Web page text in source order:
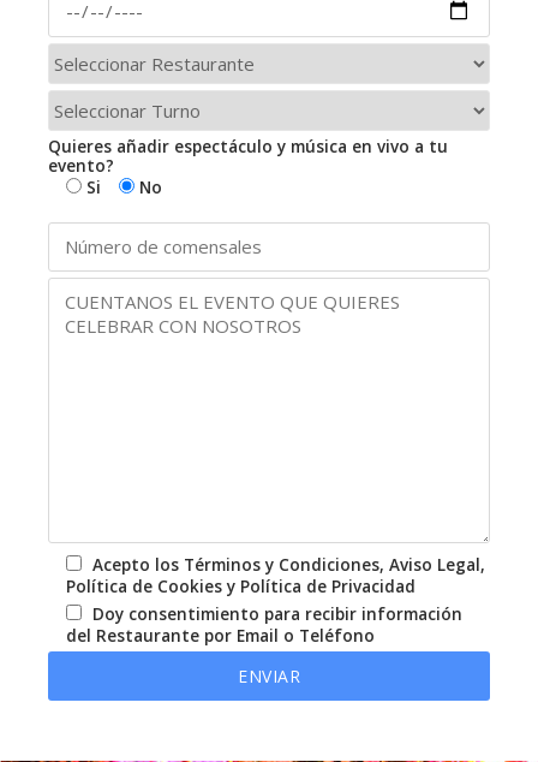
Quieres añadir espectáculo y música en vivo a tu
evento?
Si
No
Acepto los Términos y Condiciones, Aviso Legal,
Política de Cookies y Política de Privacidad
Doy consentimiento para recibir información
del Restaurante por Email o Teléfono